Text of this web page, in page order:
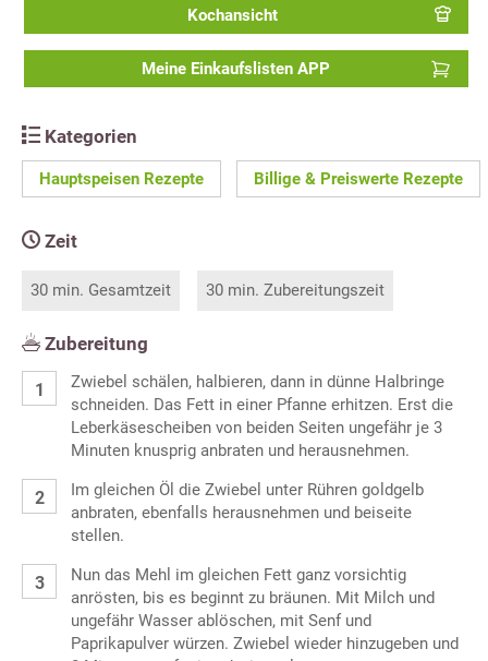
Kochansicht
Meine Einkaufslisten APP
Kategorien
Hauptspeisen Rezepte Billige & Preiswerte Rezepte
Zeit
30 min. Gesamtzeit 30 min. Zubereitungszeit
Zubereitung
Zwiebel schälen, halbieren, dann in dünne Halbringe
schneiden. Das Fett in einer Pfanne erhitzen. Erst die
Leberkäsescheiben von beiden Seiten ungefähr je 3
Minuten knusprig anbraten und herausnehmen.
Im gleichen Öl die Zwiebel unter Rühren goldgelb
anbraten, ebenfalls herausnehmen und beiseite
stellen.
Nun das Mehl im gleichen Fett ganz vorsichtig
anrösten, bis es beginnt zu bräunen. Mit Milch und
ungefähr Wasser ablöschen, mit Senf und
Paprikapulver würzen. Zwiebel wieder hinzugeben und